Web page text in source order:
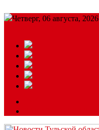
Четверг, 06 августа, 2026